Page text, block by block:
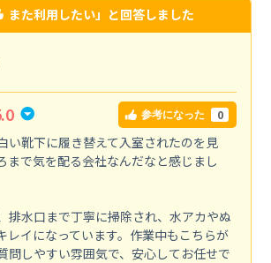
また利用したい」と回答しました
参考になった 0
い靴下に履き替えて入室されたのを見
まで気を配る会社なんだなと感じまし
排水口まで丁寧に掃除され、水アカやぬ
レイになっています。作業中もこちらが
問しやすい雰囲気で、安心してお任せで